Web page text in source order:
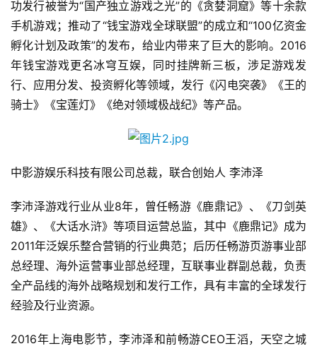
功发行被誉为“国产独立游戏之光”的《贪婪洞窟》等十余款
手机游戏；推动了“钱宝游戏全球联盟”的成立和“100亿资金
孵化计划及政策”的发布，给业内带来了巨大的影响。2016
年钱宝游戏更名冰穹互娱，同时挂牌新三板，涉足游戏发
行、应用分发、投资孵化等领域，发行《闪电突袭》《王的
骑士》《宝莲灯》《绝对领域极战纪》等产品。
中影游娱乐科技有限公司总裁，联合创始人 李沛泽
李沛泽游戏行业从业8年，曾任畅游《鹿鼎记》、《刀剑英
雄》、《大话水浒》等项目运营总监，其中《鹿鼎记》成为
2011年泛娱乐整合营销的行业典范；后历任畅游页游事业部
总经理、海外运营事业部总经理，互联事业群副总裁，负责
全产品线的海外战略规划和发行工作，具有丰富的全球发行
经验及行业资源。
2016年上海电影节，李沛泽和前畅游CEO王滔，天空之城